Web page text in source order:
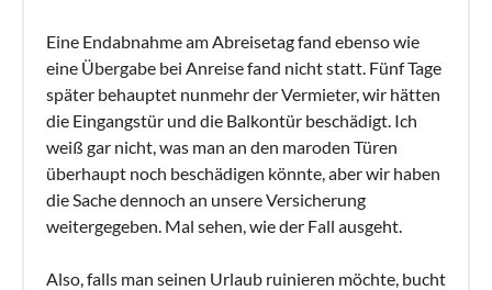
Eine Endabnahme am Abreisetag fand ebenso wie
eine Übergabe bei Anreise fand nicht statt. Fünf Tage
später behauptet nunmehr der Vermieter, wir hätten
die Eingangstür und die Balkontür beschädigt. Ich
weiß gar nicht, was man an den maroden Türen
überhaupt noch beschädigen könnte, aber wir haben
die Sache dennoch an unsere Versicherung
weitergegeben. Mal sehen, wie der Fall ausgeht.
Also, falls man seinen Urlaub ruinieren möchte, bucht